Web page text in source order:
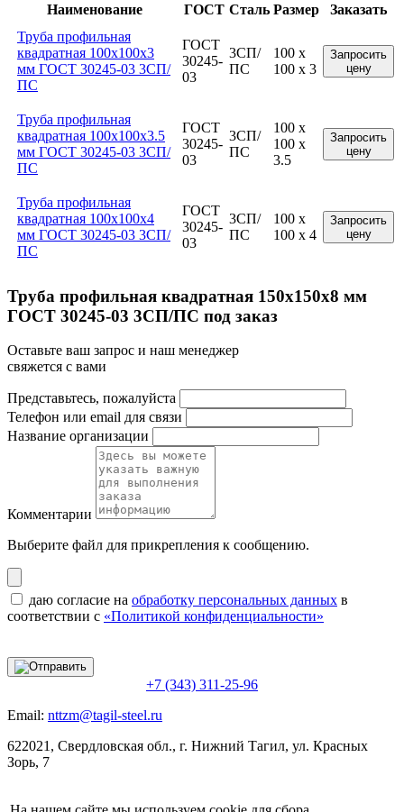
Наименование ГОСТ Сталь Размер
Заказать
Труба профильная
квадратная 100x100x3
мм ГОСТ 30245-03 3СП/
ПС
ГОСТ
30245-
03
3СП/
ПС
100 x
100 x 3
Запросить
цену
Труба профильная
квадратная 100x100x3.5
мм ГОСТ 30245-03 3СП/
ПС
ГОСТ
30245-
03
3СП/
ПС
100 x
100 x
3.5
Запросить
цену
Труба профильная
квадратная 100x100x4
мм ГОСТ 30245-03 3СП/
ПС
ГОСТ
30245-
03
3СП/
ПС
100 x
100 x 4
Запросить
цену
Труба профильная квадратная 150x150x8 мм
ГОСТ 30245-03 3СП/ПС под заказ
Оставьте ваш запрос и наш менеджер
свяжется с вами
Представьтесь, пожалуйста
Телефон или email для связи
Название организации
Комментарии
Выберите файл для прикрепления к сообщению.
даю согласие на обработку персональных данных в
соответствии с «Политикой конфиденциальности»
+7 (343) 311-25-96
Email: nttzm@tagil-steel.ru
622021, Свердловская обл., г. Нижний Тагил, ул. Красных
Зорь, 7